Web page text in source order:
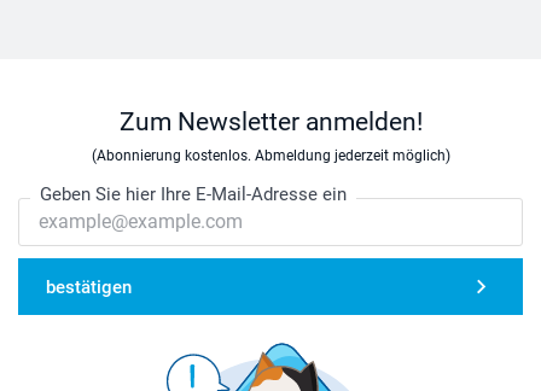
Zum Newsletter anmelden!
(Abonnierung kostenlos. Abmeldung jederzeit möglich)
Geben Sie hier Ihre E-Mail-Adresse ein
bestätigen